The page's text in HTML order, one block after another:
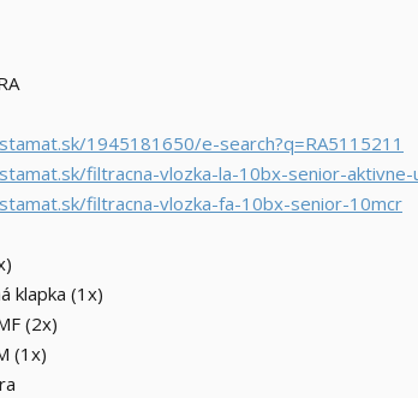
1945181650/e-search?q=RA5115211
filtracna-vlozka-la-10bx-senior-aktivne-
filtracna-vlozka-fa-10bx-senior-10mcr
klapka (1x)
(2x)
(1x)